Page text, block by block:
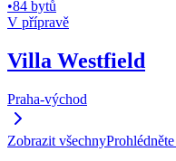
•84 bytů
V přípravě
Villa Westfield
Praha-východ
Zobrazit všechny